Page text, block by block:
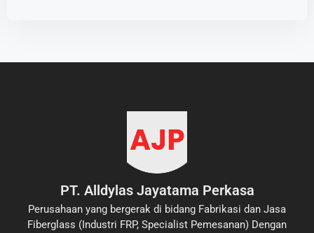
PT. Alldylas Jayatama Perkasa
Perusahaan yang bergerak di bidang Fabrikasi dan Jasa
Fiberglass (Industri FRP, Specialist Pemesanan) Dengan